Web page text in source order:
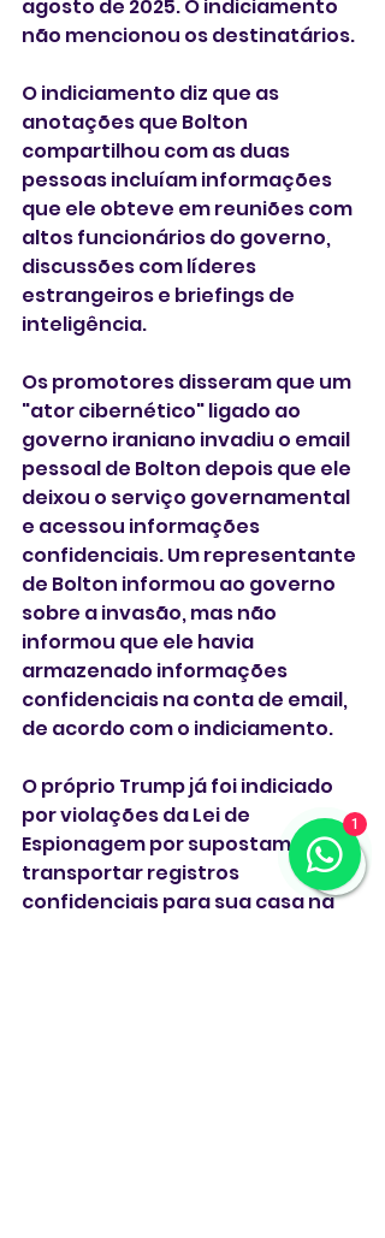
agosto de 2025. O indiciamento
não mencionou os destinatários.
O indiciamento diz que as
anotações que Bolton
compartilhou com as duas
pessoas incluíam informações
que ele obteve em reuniões com
altos funcionários do governo,
discussões com líderes
estrangeiros e briefings de
inteligência.
Os promotores disseram que um
"ator cibernético" ligado ao
governo iraniano invadiu o email
pessoal de Bolton depois que ele
deixou o serviço governamental
e acessou informações
confidenciais. Um representante
de Bolton informou ao governo
sobre a invasão, mas não
informou que ele havia
armazenado informações
confidenciais na conta de email,
de acordo com o indiciamento.
O próprio Trump já foi indiciado
por violações da Lei de
Espionagem por supostamente
transportar registros
confidenciais para sua casa na
1